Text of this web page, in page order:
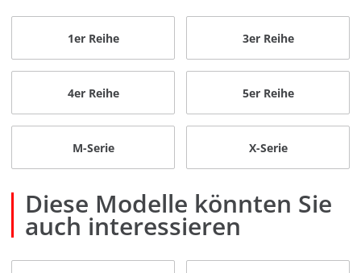
1er Reihe 3er Reihe
4er Reihe 5er Reihe
M-Serie X-Serie
Diese Modelle könnten Sie
auch interessieren